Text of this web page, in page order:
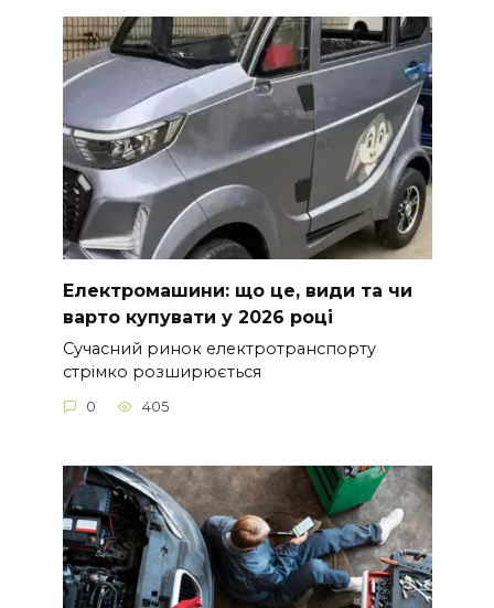
Електромашини: що це, види та чи
варто купувати у 2026 році
Сучасний ринок електротранспорту
стрімко розширюється
0 405